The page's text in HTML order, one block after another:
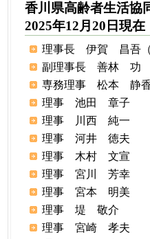
香川県高齢者生活
2025年12月20日現在
理事長 伊賀 昌吾（
副理事長 善林 功
専務理事 松本 静
理事 池田 章子
理事 川西 純一
理事 河井 徳夫
理事 木村 文宣
理事 宮川 芳幸
理事 宮本 明美
理事 堤 敬介
理事 宮崎 孝夫